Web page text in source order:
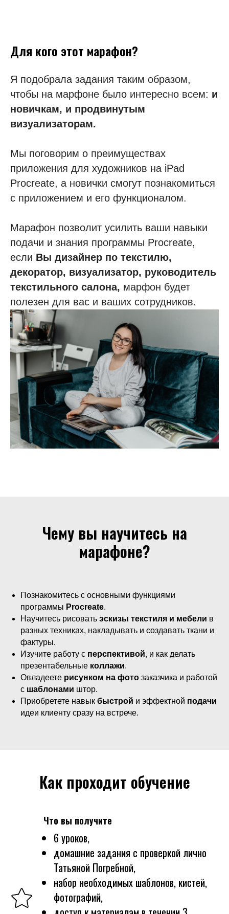
Для кого этот марафон?
Я подобрала задания таким образом,
чтобы на марфоне было интересно всем: и
новичкам, и продвинутым
визуализаторам.
Мы поговорим о преимуществах
приложения для художников на iPad
Procreate, а новички смогут познакомиться
с приложением и его функционалом.
Марафон позволит усилить ваши навыки
подачи и знания программы Procreate,
если Вы дизайнер по текстилю,
декоратор, визуализатор, руководитель
текстильного салона, марфон будет
полезен для вас и ваших сотрудников.
Чему вы научитесь на
марафоне?
Познакомитесь с основными функциями
программы Procreate.
Научитесь рисовать эскизы текстиля и мебели в
разных техниках, накладывать и создавать ткани и
фактуры.
Изучите работу с перспективой, и как делать
презентабельные коллажи.
Овладеете рисунком на фото заказчика и работой
с шаблонами штор.
Приобретете навык быстрой и эффектной подачи
идеи клиенту сразу на встрече.
Как проходит обучение
Что вы получите
6 уроков,
домашние задания с проверкой лично
Татьяной Погребной,
набор необходимых шаблонов, кистей,
фотографий,